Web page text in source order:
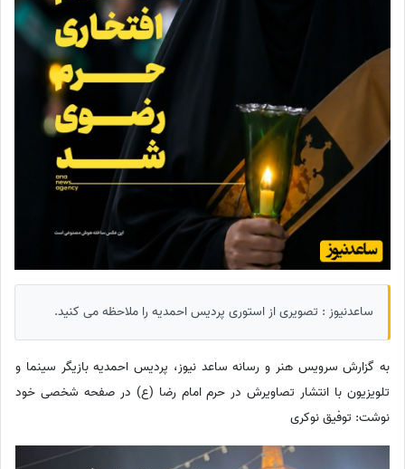
ساعدنیوز : تصویری از استوری پردیس احمدیه را ملاحظه می کنید.
به گزارش سرویس هنر و رسانه ساعد نیوز، پردیس احمدیه بازیگر سینما و
تلویزیون با انتشار تصاویرش در حرم امام رضا (ع) در صفحه شخصی خود
نوشت: توفیق نوکری